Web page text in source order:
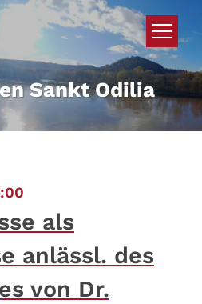
Sankt Odilia
als
anlässl. des
von Dr.